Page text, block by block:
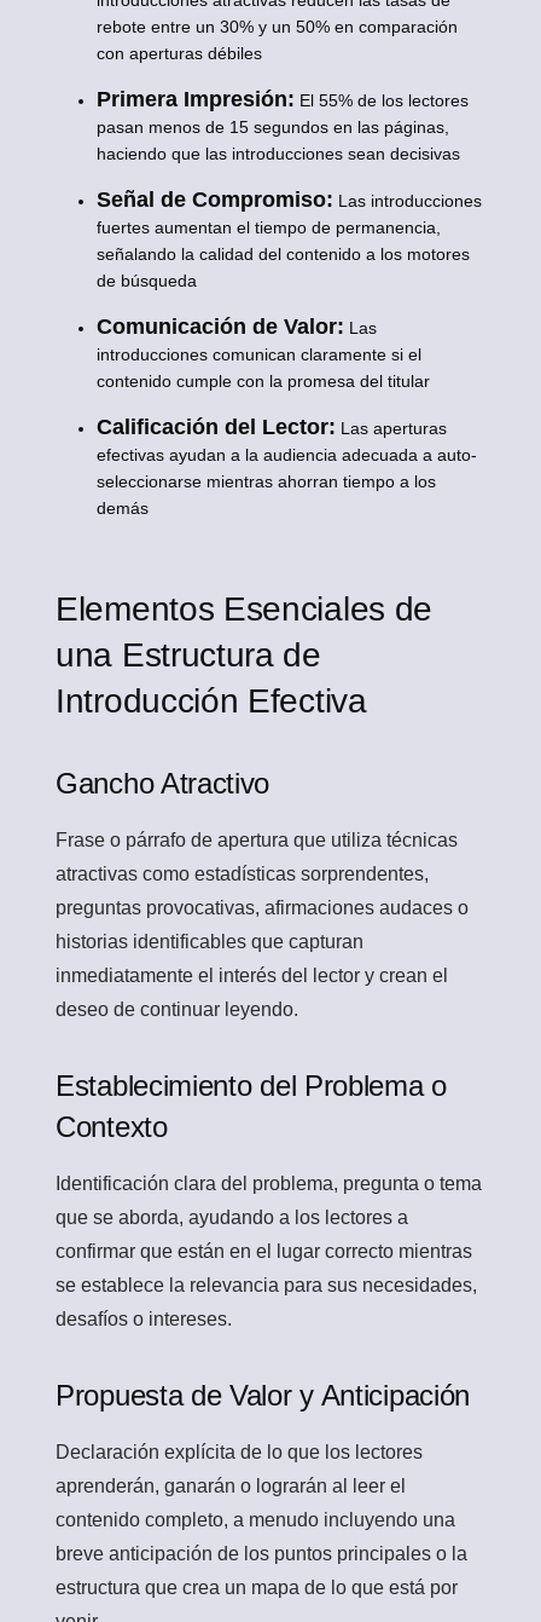
rebote entre un 30% y un 50% en comparación
con aperturas débiles
Primera Impresión: El 55% de los lectores
pasan menos de 15 segundos en las páginas,
haciendo que las introducciones sean decisivas
Señal de Compromiso: Las introducciones
fuertes aumentan el tiempo de permanencia,
señalando la calidad del contenido a los motores
de búsqueda
Comunicación de Valor: Las
introducciones comunican claramente si el
contenido cumple con la promesa del titular
Calificación del Lector: Las aperturas
efectivas ayudan a la audiencia adecuada a auto-
seleccionarse mientras ahorran tiempo a los
demás
Elementos Esenciales de
una Estructura de
Introducción Efectiva
Gancho Atractivo
Frase o párrafo de apertura que utiliza técnicas
atractivas como estadísticas sorprendentes,
preguntas provocativas, afirmaciones audaces o
historias identificables que capturan
inmediatamente el interés del lector y crean el
deseo de continuar leyendo.
Establecimiento del Problema o
Contexto
Identificación clara del problema, pregunta o tema
que se aborda, ayudando a los lectores a
confirmar que están en el lugar correcto mientras
se establece la relevancia para sus necesidades,
desafíos o intereses.
Propuesta de Valor y Anticipación
Declaración explícita de lo que los lectores
aprenderán, ganarán o lograrán al leer el
contenido completo, a menudo incluyendo una
breve anticipación de los puntos principales o la
estructura que crea un mapa de lo que está por